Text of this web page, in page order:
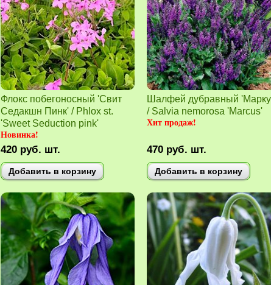
Флокс побегоносный 'Свит
Седакшн Пинк' / Phlox st.
'Sweet Seduction pink'
Новинка!
420 руб. шт.
Добавить в корзину
Шалфей дубравный
/ Salvia nemorosa 'Marcus'
Хит продаж!
470 руб. шт.
Добавить в корзину